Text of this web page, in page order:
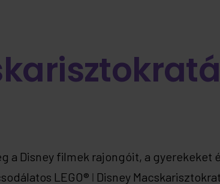
a Disney filmek rajongóit, a gyerekeket
LEGO® ǀ Disney